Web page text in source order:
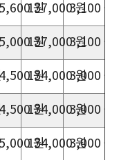
원
137,000 원3,100 원
원
137,000 원3,100 원
원
134,000 원3,000 원
원
134,000 원3,000 원
원
134,000 원3,000 원